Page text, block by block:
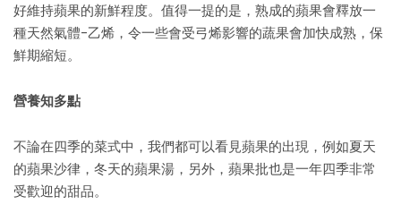
好維持蘋果的新鮮程度。值得一提的是，熟成的蘋果會釋放一
種天然氣體-乙烯，令一些會受弓烯影響的蔬果會加快成熟，保
鮮期縮短。
營養知多點
不論在四季的菜式中，我們都可以看見蘋果的出現，例如夏天
的蘋果沙律，冬天的蘋果湯，另外，蘋果批也是一年四季非常
受歡迎的甜品。